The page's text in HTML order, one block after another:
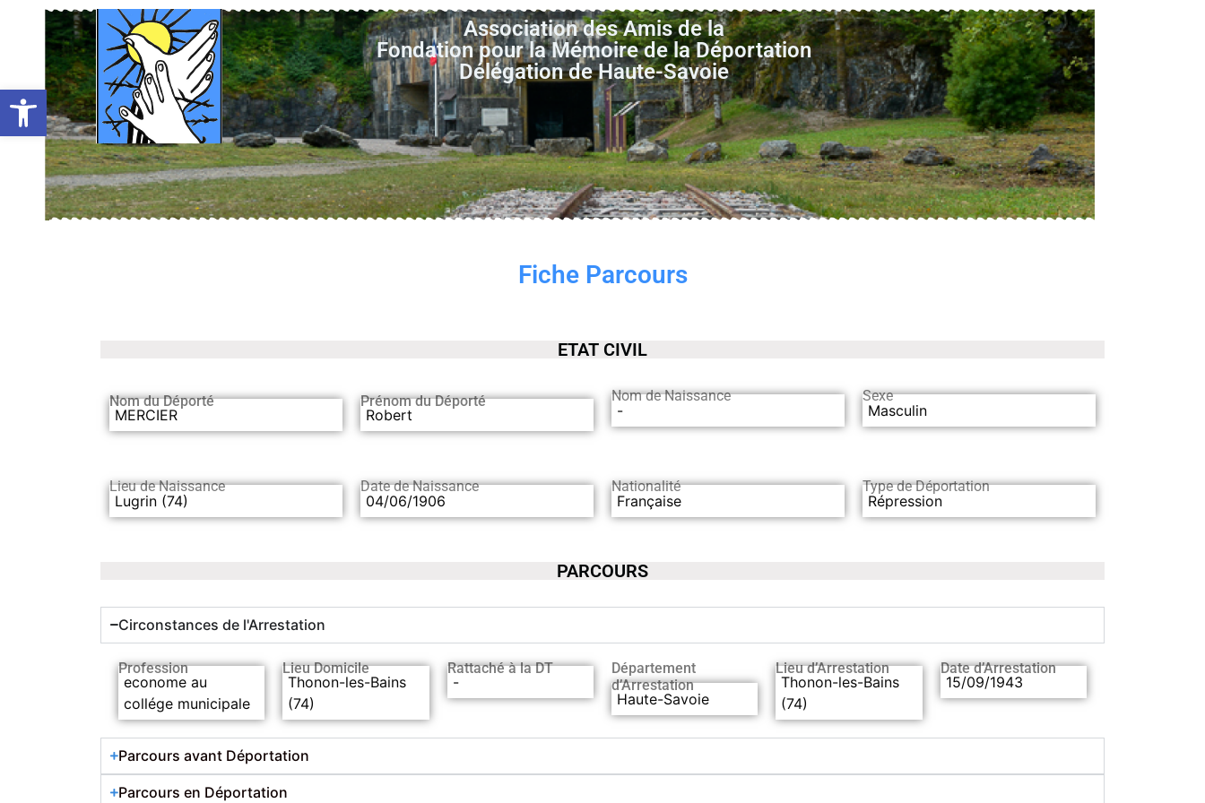
Ouvrir la barre d’outils
Association des Amis de la
Fondation pour la Mémoire de la Déportation
Délégation de Haute-Savoie
Fiche Parcours
ETAT CIVIL
Nom du Déporté
MERCIER
Prénom du Déporté
Robert
Nom de Naissance
-
Sexe
Masculin
Lieu de Naissance
Lugrin (74)
Date de Naissance
04/06/1906
Nationalité
Française
Type de Déportation
Répression
PARCOURS
Circonstances de l'Arrestation
Profession
econome au
collége municipale
Lieu Domicile
Thonon-les-Bains
(74)
Rattaché à la DT
-
Département
d’Arrestation
Haute-Savoie
Lieu d’Arrestation
Thonon-les-Bains
(74)
Date d’Arrestation
15/09/1943
Parcours avant Déportation
Parcours en Déportation